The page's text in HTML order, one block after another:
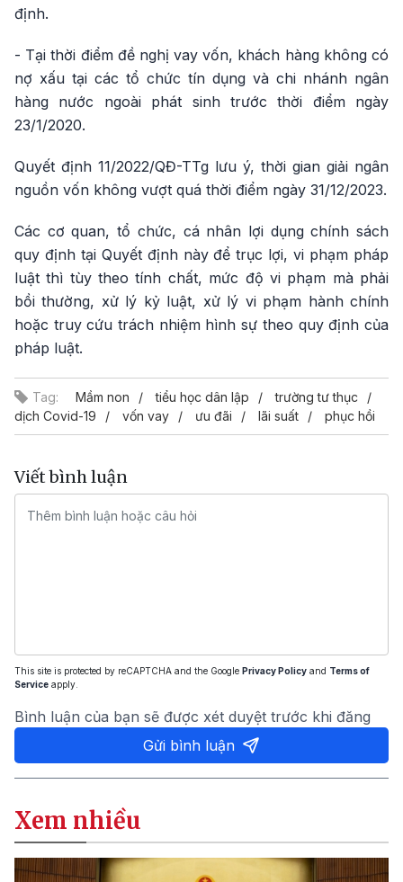
định.
- Tại thời điểm đề nghị vay vốn, khách hàng không có
nợ xấu tại các tổ chức tín dụng và chi nhánh ngân
hàng nước ngoài phát sinh trước thời điểm ngày
23/1/2020.
Quyết định 11/2022/QĐ-TTg lưu ý, thời gian giải ngân
nguồn vốn không vượt quá thời điểm ngày 31/12/2023.
Các cơ quan, tổ chức, cá nhân lợi dụng chính sách
quy định tại Quyết định này để trục lợi, vi phạm pháp
luật thì tùy theo tính chất, mức độ vi phạm mà phải
bồi thường, xử lý kỷ luật, xử lý vi phạm hành chính
hoặc truy cứu trách nhiệm hình sự theo quy định của
pháp luật.
Tag: Mầm non tiểu học dân lập
trường tư thục
dịch Covid-19
vốn vay ưu đãi lãi suất phục hồi
Viết bình luận
This site is protected by reCAPTCHA and the Google Privacy Policy and Terms of
Service apply.
Bình luận của bạn sẽ được xét duyệt trước khi đăng
Gửi bình luận
Xem nhiều